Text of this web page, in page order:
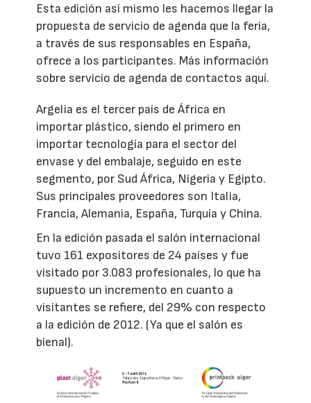
Esta edición así mismo les hacemos llegar la
propuesta de servicio de agenda que la feria,
a través de sus responsables en España,
ofrece a los participantes. Más información
sobre servicio de agenda de contactos aquí.
Argelia es el tercer país de África en
importar plástico, siendo el primero en
importar tecnología para el sector del
envase y del embalaje, seguido en este
segmento, por Sud África, Nigeria y Egipto.
Sus principales proveedores son Italia,
Francia, Alemania, España, Turquía y China.
En la edición pasada el salón internacional
tuvo 161 expositores de 24 países y fue
visitado por 3.083 profesionales, lo que ha
supuesto un incremento en cuanto a
visitantes se refiere, del 29% con respecto
a la edición de 2012. (Ya que el salón es
bienal).